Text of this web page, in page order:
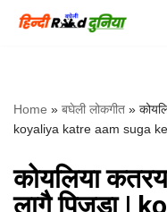
Home » बघेली लोकगीत »
koyaliya katre aam suga
कोयलिया
लागै पिजड़ा |